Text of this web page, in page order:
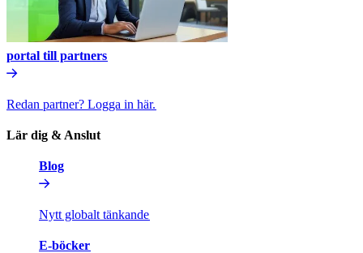
portal till partners​​
Redan partner? Logga in här.​​
Lär dig & Anslut​​
Blog​​
Nytt globalt tänkande​​
E-böcker​​